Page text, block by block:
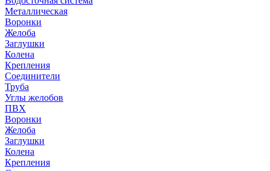
Металлическая
Воронки
Желоба
Заглушки
Колена
Крепления
Соединители
Труба
Углы желобов
ПВХ
Воронки
Желоба
Заглушки
Колена
Крепления